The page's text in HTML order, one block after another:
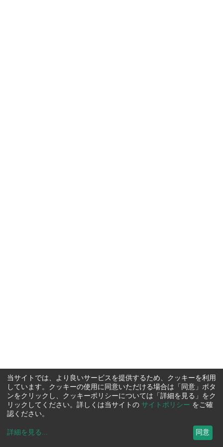
当サイトでは、より良いサービスを提供するため、クッキーを利用
しています。クッキーの使用に同意いただける場合は「同意」ボタ
ンをクリックし、クッキーポリシーについては「詳細を見る」をク
リックしてください。詳しくは当サイトの サイトポリシー をご確
認ください。
詳細を見る ... 同意